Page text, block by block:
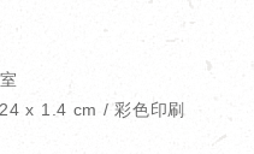
x 1.4 cm / 彩色印刷